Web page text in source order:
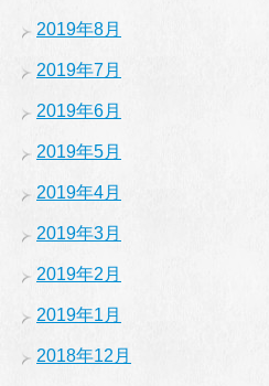
2019年8月
2019年7月
2019年6月
2019年5月
2019年4月
2019年3月
2019年2月
2019年1月
2018年12月